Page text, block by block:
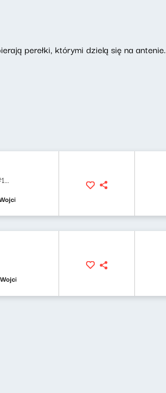
perełki, którymi dzielą się na antenie.
Waglewski, Bartosz "Fisz" Waglewski
Waglewski, Bartosz "Fisz" Waglewski